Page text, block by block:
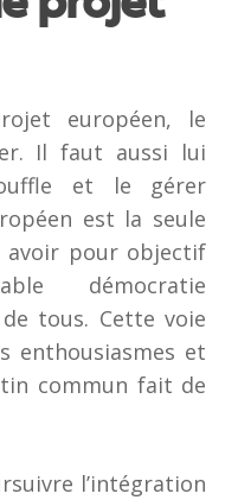
européen, le
Il faut aussi lui
et le gérer
est la seule
pour objectif
démocratie
tous. Cette voie
enthousiasmes et
commun fait de
l’intégration